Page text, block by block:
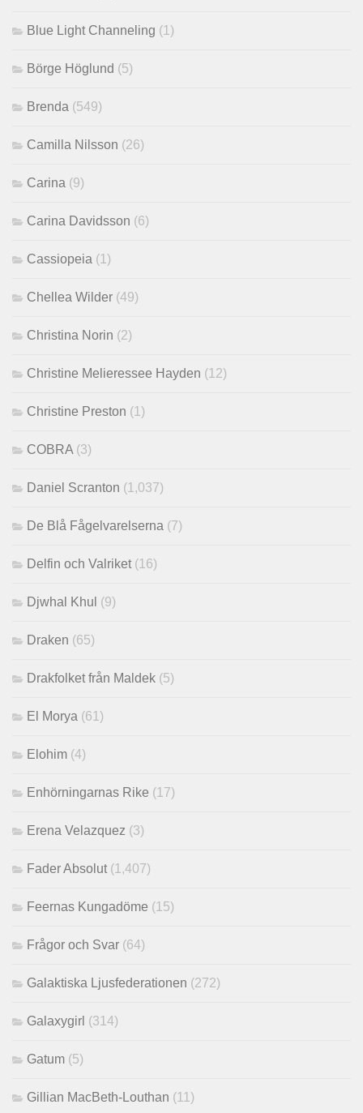
Blue Light Channeling (1)
Börge Höglund (5)
Brenda (549)
Camilla Nilsson (26)
Carina (9)
Carina Davidsson (6)
Cassiopeia (1)
Chellea Wilder (49)
Christina Norin (2)
Christine Melieressee Hayden (12)
Christine Preston (1)
COBRA (3)
Daniel Scranton (1,037)
De Blå Fågelvarelserna (7)
Delfin och Valriket (16)
Djwhal Khul (9)
Draken (65)
Drakfolket från Maldek (5)
El Morya (61)
Elohim (4)
Enhörningarnas Rike (17)
Erena Velazquez (3)
Fader Absolut (1,407)
Feernas Kungadöme (15)
Frågor och Svar (64)
Galaktiska Ljusfederationen (272)
Galaxygirl (314)
Gatum (5)
Gillian MacBeth-Louthan (11)